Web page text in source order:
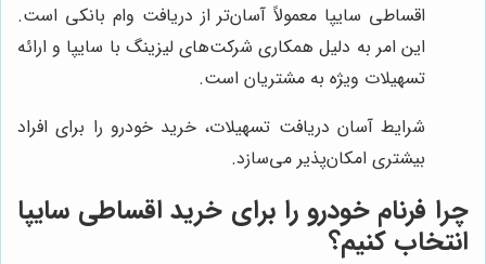
اقساطی سایپا معمولاً آسان‌تر از دریافت وام بانکی است.
این امر به دلیل همکاری شرکت‌های لیزینگ با سایپا و ارائه
تسهیلات ویژه به مشتریان است.
شرایط آسان دریافت تسهیلات، خرید خودرو را برای افراد
بیشتری امکان‌پذیر می‌سازد.
چرا فرنام خودرو را برای خرید اقساطی سایپا
انتخاب کنیم؟